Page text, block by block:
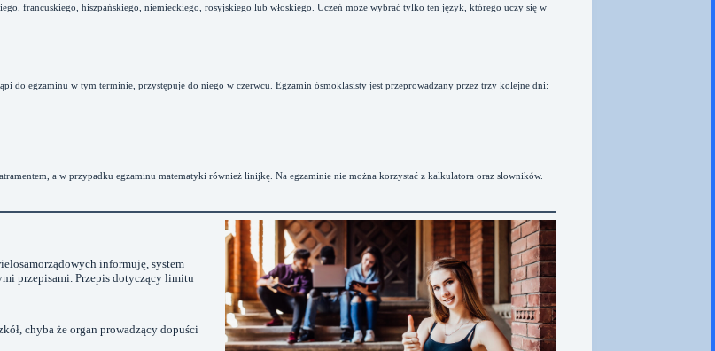
francuskiego, hiszpańskiego, niemieckiego, rosyjskiego lub włoskiego. Uczeń może wybrać tylko ten język, którego uczy się w
do egzaminu w tym terminie, przystępuje do niego w czerwcu.‎ Egzamin ósmoklasisty jest przeprowadzany przez trzy kolejne dni:
a w przypadku egzaminu matematyki również linijkę. ‎Na egzaminie nie można korzystać z kalkulatora oraz słowników.
informuję, system
przepisami. Przepis dotyczący limitu
chyba że organ prowadzący dopuści